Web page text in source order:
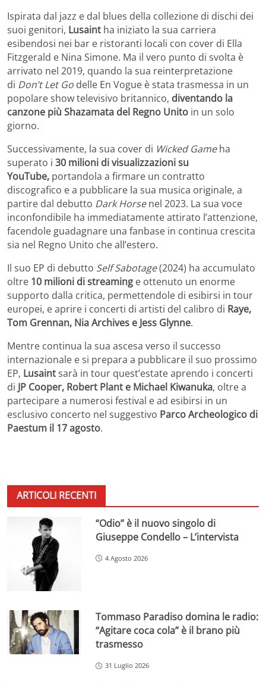
Ispirata dal jazz e dal blues della collezione di dischi dei
suoi genitori, Lusaint ha iniziato la sua carriera
esibendosi nei bar e ristoranti locali con cover di Ella
Fitzgerald e Nina Simone. Ma il vero punto di svolta è
arrivato nel 2019, quando la sua reinterpretazione
di Don’t Let Go delle En Vogue è stata trasmessa in un
popolare show televisivo britannico, diventando la
canzone più Shazamata del Regno Unito in un solo
giorno.
Successivamente, la sua cover di Wicked Gameha
superato i 30 milioni di visualizzazioni su
YouTube, portandola a firmare un contratto
discografico e a pubblicare la sua musica originale, a
partire dal debutto Dark Horsenel 2023. La sua voce
inconfondibile ha immediatamente attirato l’attenzione,
facendole guadagnare una fanbase in continua crescita
sia nel Regno Unito che all’estero.
Il suo EP di debutto Self Sabotage(2024) ha accumulato
oltre 10 milioni di streaming e ottenuto un enorme
supporto dalla critica, permettendole di esibirsi in tour
europei, e aprire i concerti di artisti del calibro di Raye,
Tom Grennan, Nia Archives e Jess Glynne.
Mentre continua la sua ascesa verso il successo
internazionale e si prepara a pubblicare il suo prossimo
EP, Lusaintsarà in tour quest’estate aprendo i concerti
di JP Cooper, Robert Plant e Michael Kiwanuka, oltre a
partecipare a numerosi festival e ad esibirsi in un
esclusivo concerto nel suggestivo Parco Archeologico di
Paestum il 17 agosto.
ARTICOLI RECENTI
“Odio” è il nuovo singolo di
Giuseppe Condello – L’intervista
4 Agosto 2026
Tommaso Paradiso domina le radio:
“Agitare coca cola” è il brano più
trasmesso
31 Luglio 2026